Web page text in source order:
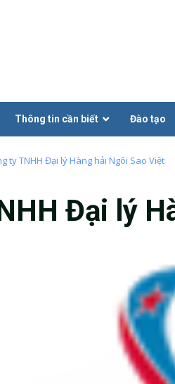
Thông tin cần biết Đào tạo
ty TNHH Đại lý Hàng hải Ngôi Sao Việt
Đại lý